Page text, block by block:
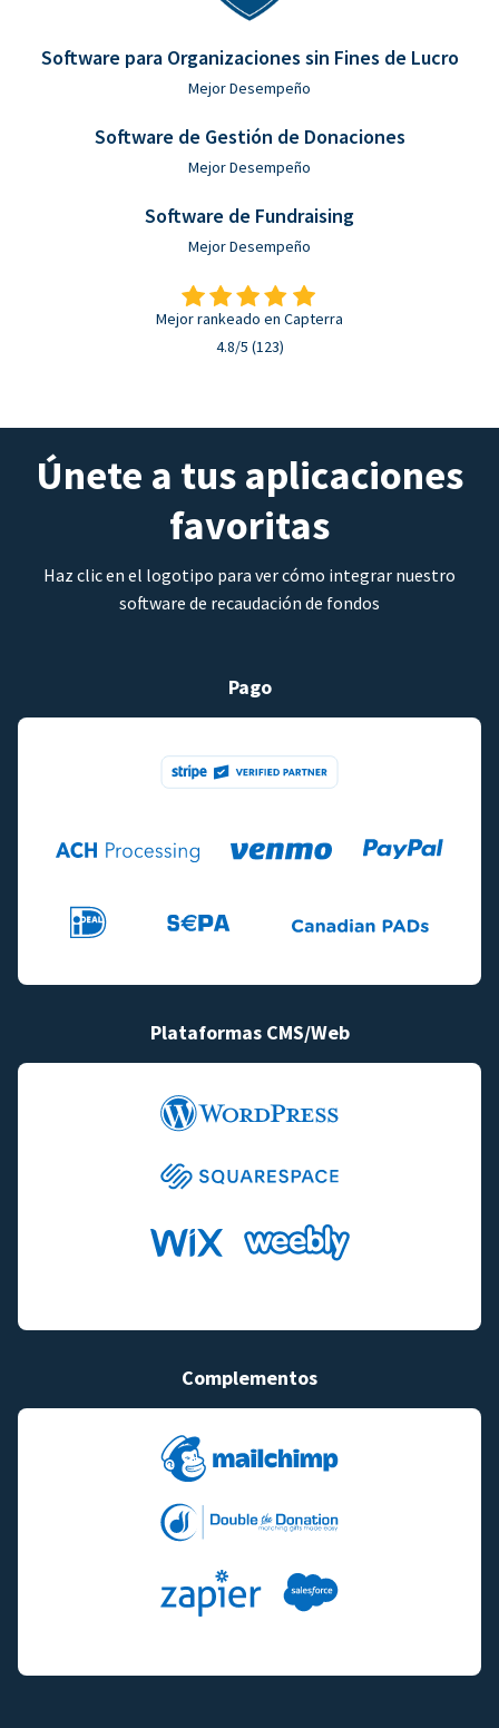
Software para Organizaciones sin Fines de Lucro
Mejor Desempeño
Software de Gestión de Donaciones
Mejor Desempeño
Software de Fundraising
Mejor Desempeño
Mejor rankeado en Capterra
4.8/5 (123)
Únete a tus aplicaciones
favoritas
Haz clic en el logotipo para ver cómo integrar nuestro
software de recaudación de fondos
Pago
Plataformas CMS/Web
Complementos